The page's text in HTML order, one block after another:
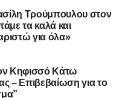
έχει και πρέπει να
αλαζονεία.
τον εαυτό της, δεν θα
Τρούμπουλου στον
τα καλά και
για όλα»
Κηφισσό Κάτω
– Επιβεβαίωση για το